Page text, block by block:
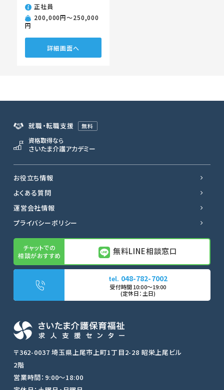
無料LINE相談窓口
転職サポートに申し込む
048-782-7002
正社員
200,000円〜250,000
円
詳細画面へ
〒362-0037 埼玉県上尾市上町1丁目2-28 昭栄上尾ビル
2階
営業時間：9:00〜18:00
就職・転職支援 無料
資格取得なら
さいたま介護アカデミー
お役立ち情報
よくある質問
運営会社情報
プライバシーポリシー
無料LINE相談窓口
048-782-7002